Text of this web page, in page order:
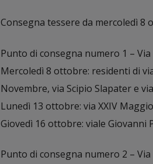
Consegna tessere da mercoledì 8
Punto di consegna numero 1 –
Mercoledì 8 ottobre: residenti di
Novembre, via Scipio Slapater e
Lunedì 13 ottobre: via XXIV
Giovedì 16 ottobre: viale Giovanni
Punto di consegna numero 2 –